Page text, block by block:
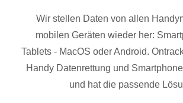
Wir stellen Daten von allen
mobilen Geräten wieder her:
Tablets - MacOS oder Android.
Handy Datenrettung und
und hat die passende